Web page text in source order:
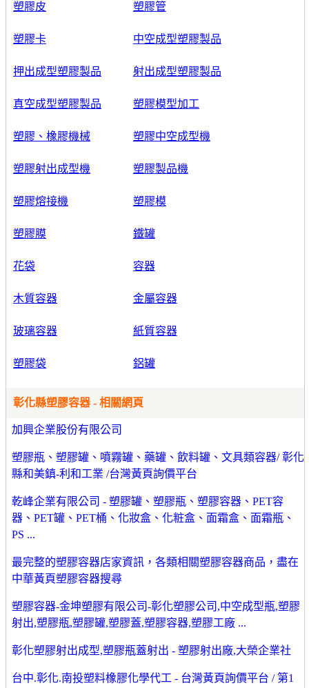
塑膠皮 塑膠管
塑膠卡 中空成型塑膠製品
押出成型塑膠製品 射出成型塑膠製品
真空成型塑膠製品 塑膠模型加工
塑膠、橡膠機械 塑膠中空成型機
塑膠射出成型機 塑膠製品機
塑膠熔接機 塑膠模
塑膠膜 鐵罐
花袋 容器
木質容器 金屬容器
玻璃容器 紙質容器
塑膠袋 鋁罐
彰化縣塑膠容器 - 相關網頁
加興企業股份有限公司
塑膠瓶、塑膠罐、噴霧罐、藥罐、飲料罐、文具類容器/ 彰化
縣和美鎮-利和工業 /台灣黃頁詢價平台
乾峰企業有限公司 - 塑膠罐、塑膠瓶、塑膠容器、PET容
器、PET罐、PET桶、化妝盒、化粧盒、面霜盒、面霜瓶、
PS ...
最完整的塑膠容器店家資訊，各類相關塑膠容器商品，盡在
中華黃頁塑膠容器搜尋
塑膠容器-金坤塑膠有限公司-彰化塑膠公司,中空成型瓶,塑膠
射出,塑膠瓶,塑膠罐,塑膠蓋,塑膠容器,塑膠工廠 ...
彰化塑膠射出成型,塑膠瓶蓋射出 - 塑膠射出廠,大榮企業社
台中.彰化.南投塑料橡膠化學代工 - 台灣黃頁詢價平台 / 第1